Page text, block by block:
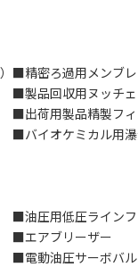
■精密ろ過用メンブ
収用ヌッチェフ
出荷用製品精製フィ
オケミカル用瀑
低圧ラインフ
ブリーザー
圧サーボバルブ